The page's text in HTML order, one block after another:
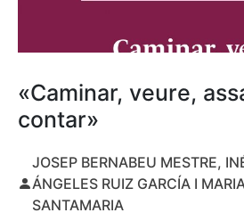
«Caminar, veure,
contar»
JOSEP BERNABEU MESTRE,
ÁNGELES RUIZ GARCÍA I
SANTAMARIA